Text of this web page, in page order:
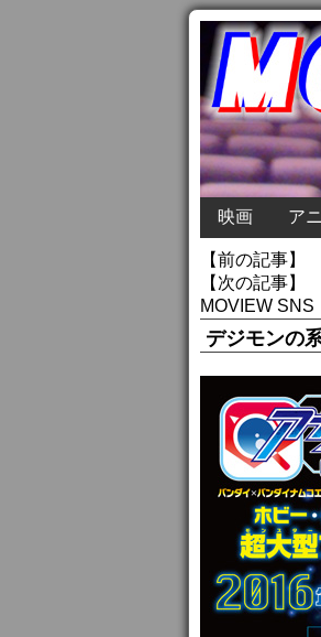
映画 ア
【前の記事】
【次の記事】
MOVIEW SNS
デジモンの